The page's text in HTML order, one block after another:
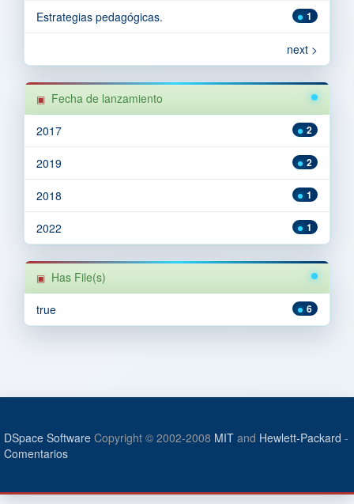
1
Estrategias pedagógicas.
next >
Fecha de lanzamiento
2
2017
2
2019
1
2018
1
2022
Has File(s)
6
true
DSpace Software Copyright © 2002-2008 MIT and Hewlett-Packard -
Comentarios